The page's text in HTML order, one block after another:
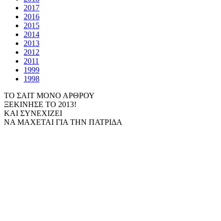
2017
2016
2015
2014
2013
2012
2011
1999
1998
ΤΟ ΣΑΙΤ ΜΟΝΟ ΑΡΘΡΟΥ
ΞΕΚΙΝΗΣΕ ΤΟ 2013!
ΚΑΙ ΣΥΝΕΧΙΖΕΙ
ΝΑ ΜΑΧΕΤΑΙ ΓΙΑ ΤΗΝ ΠΑΤΡΙΔΑ